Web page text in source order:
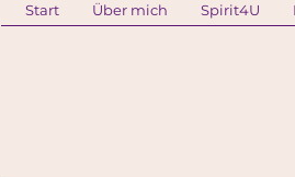
Start Über mich Spirit4U